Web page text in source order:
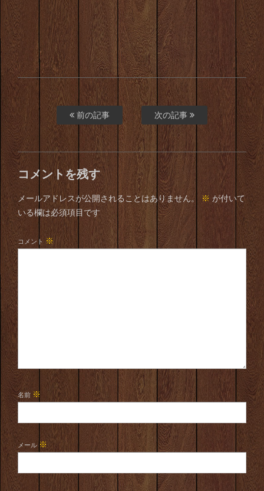
前の記事 次の記事
コメントを残す
メールアドレスが公開されることはありません。 ※ が付いて
いる欄は必須項目です
コメント ※
名前 ※
メール ※